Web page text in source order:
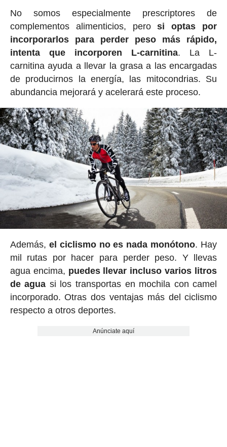
No somos especialmente prescriptores de
complementos alimenticios, perosi optas por
incorporarlos para perder peso más rápido,
intenta que incorporen L-carnitina. La L-
carnitina ayuda a llevar la grasa a las encargadas
de producirnos la energía, las mitocondrias. Su
abundancia mejorará y acelerará este proceso.
Además, el ciclismo no es nada monótono. Hay
mil rutas por hacer para perder peso. Y llevas
agua encima, puedes llevar incluso varios litros
de agua si los transportas en mochila con camel
incorporado. Otras dos ventajas más del ciclismo
respecto a otros deportes.
Anúnciate aquí